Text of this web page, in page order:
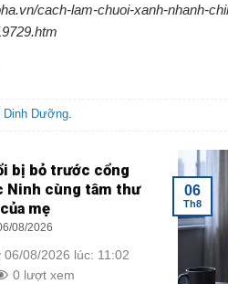
cach-lam-chuoi-xanh-nhanh-
Dinh Dưỡng.
bị bỏ trước cổng
Ninh cùng tâm thư
của mẹ
08/2026
08/2026 lúc: 11:02
0 lượt xem
06
Th8